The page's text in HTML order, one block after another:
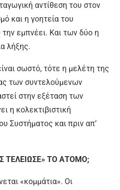
αντίθεση του στον
και η γοητεία του
εμπνέει. Και των δύο η
λήξης.
σωστό, τότε η μελέτη της
των συντελούμενων
στην εξέταση των
η κολεκτιβιστική
Συστήματος και πριν απ’
ΤΕΛΕΙΩΣΕ» ΤΟ ΑΤΟΜΟ;
«κομμάτια». Οι